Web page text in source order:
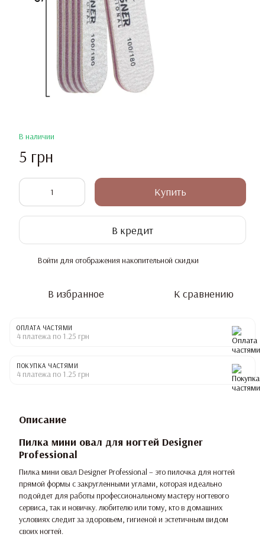
В наличии
5 грн
Купить
В кредит
Войти для отображения накопительной скидки
В избранное К сравнению
ОПЛАТА ЧАСТЯМИ
4 платежа по 1.25 грн
ПОКУПКА ЧАСТЯМИ
4 платежа по 1.25 грн
Описание
Пилка мини овал для ногтей Designer
Professional
Пилка мини овал Designer Professional – это пилочка для ногтей
прямой формы с закругленными углами, которая идеально
подойдет для работы профессиональному мастеру ногтевого
сервиса, так и новичку. любителю или тому, кто в домашних
условиях следит за здоровьем, гигиеной и эстетичным видом
своих ногтей.